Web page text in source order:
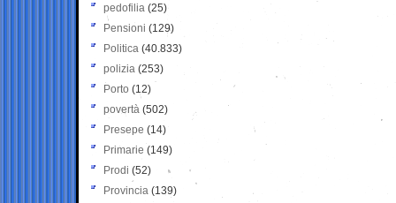
pedofilia (25)
Pensioni (129)
Politica (40.833)
polizia (253)
Porto (12)
povertà (502)
Presepe (14)
Primarie (149)
Prodi (52)
Provincia (139)